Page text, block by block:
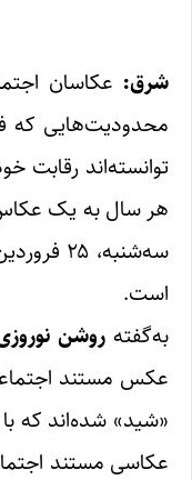
شرق: عکاسان
محدودیت‌هایی که
توانسته‌اند
هر سال به یک
است.
به‌گفته روشن
عکس مستند
«شید» شده‌اند که
عکاسی مستند